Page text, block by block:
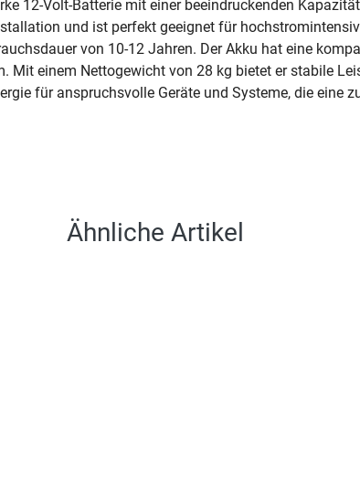
12-Volt-Batterie mit einer beeindruckenden
und ist perfekt geeignet für
von 10-12 Jahren. Der Akku hat eine
Mit einem Nettogewicht von 28 kg bietet er stabile
für anspruchsvolle Geräte und Systeme, die eine
Ähnliche Artikel